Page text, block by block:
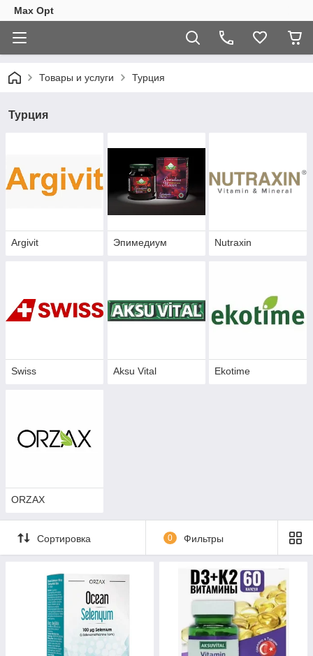
Max Opt
Товары и услуги Турция
Турция
Argivit Эпимедиум Nutraxin
Swiss Aksu Vital Ekotime
ORZAX
Сортировка 0 Фильтры